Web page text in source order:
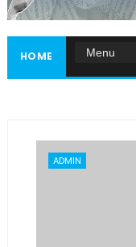
Masukkan iklan disini!
HOME
ADMIN